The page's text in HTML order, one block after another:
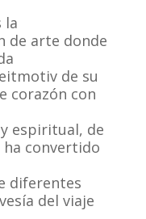
la
de arte donde
de su
corazón con
espiritual, de
convertido
diferentes
del viaje